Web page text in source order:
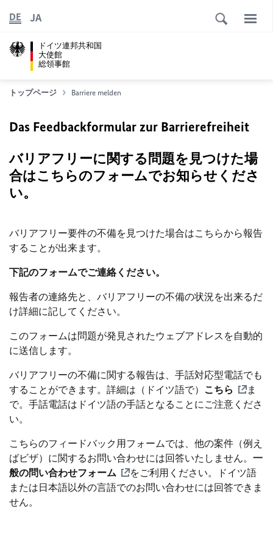
ドイツ連邦共和国
大使館
総領事館
DE JA
トップページ Barriere melden
Das Feedbackformular zur Barrierefreiheit
バリアフリーに関する問題を見つけた場
合はこちらのフォームでお知らせくださ
い。
バリアフリー要件の不備を見つけた場合はこちらから報告
することが出来ます。
下記のフォームでご連絡ください。
報告者の連絡先と、バリアフリーの不備の状況を出来るだ
け詳細に記してください。
このフォームは問題が発見されたウェブアドレスを自動的
に送信します。
バリアフリーの不備に関する報告は、手話対応型電話でも
することができます。詳細は（ドイツ語で）
こちら
ま
で。手話電話はドイツ語の手話となることにご注意くださ
い。
こちらのフィードバック用フォームでは、他の案件（例え
ばビザ）に関するお問い合わせには回答いたしません。 一
般の問い合わせフォーム
をご利用ください。ドイツ語
または日本語以外の言語でのお問い合わせには回答できま
せん。